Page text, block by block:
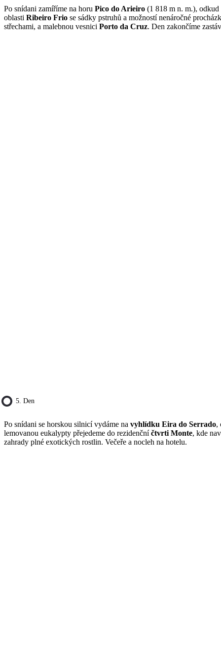
Po snídani zamíříme na horu Pico do Arieiro (1 818 m n. m.),
oblasti Ribeiro Frio se sádky pstruhů a možností nenáročné
střechami, a malebnou vesnici Porto da Cruz. Den zakončíme
5. Den
Po snídani se horskou silnicí vydáme na vyhlídku Eira do Serrado,
lemovanou eukalypty přejedeme do rezidenčníčtvrti Monte, kde
zahrady plné exotických rostlin. Večeře a nocleh na hotelu.